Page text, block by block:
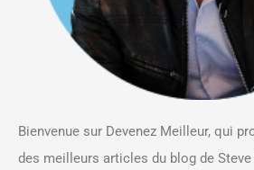
Bienvenue sur Devenez Meilleur, qui
des meilleurs articles du blog de